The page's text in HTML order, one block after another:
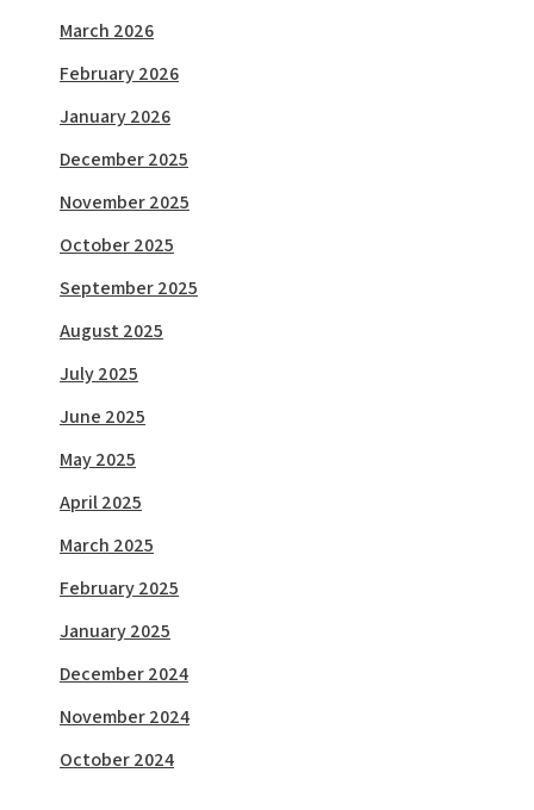
March 2026
February 2026
January 2026
December 2025
November 2025
October 2025
September 2025
August 2025
July 2025
June 2025
May 2025
April 2025
March 2025
February 2025
January 2025
December 2024
November 2024
October 2024